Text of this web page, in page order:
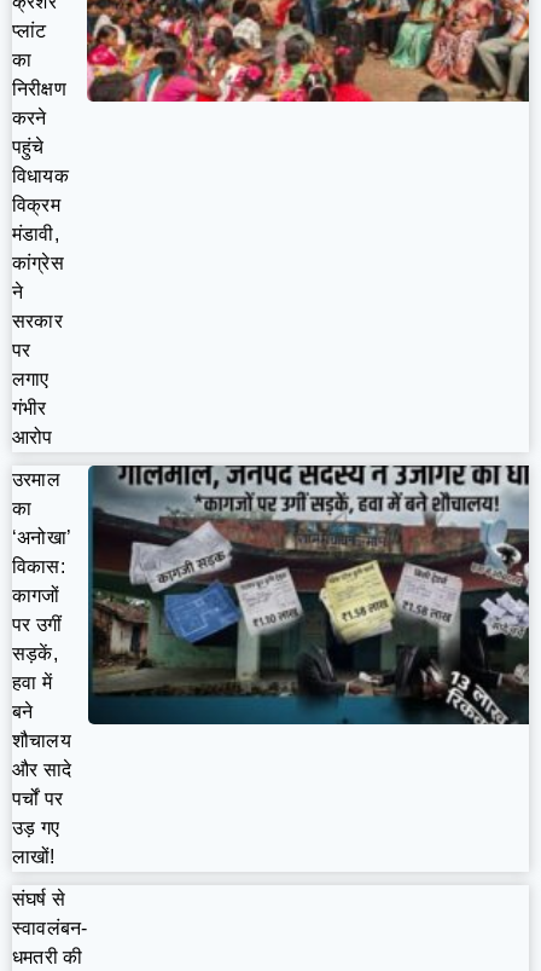
प्लांट
का
निरीक्षण
करने
पहुंचे
विधायक
विक्रम
मंडावी,
कांग्रेस
ने
सरकार
पर
लगाए
गंभीर
आरोप
उरमाल
का
‘अनोखा’
विकास:
कागजों
पर उगीं
सड़कें,
हवा में
बने
शौचालय
और सादे
पर्चों पर
उड़ गए
लाखों!
संघर्ष से
स्वावलंबन-
धमतरी की